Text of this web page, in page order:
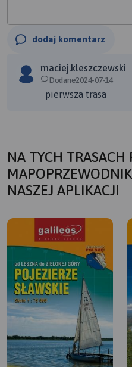
dodaj komentarz
maciej.kleszczewski
Dodane2024-07-14
pierwsza trasa
NA TYCH TRASACH
NASZEJ APLIKACJI